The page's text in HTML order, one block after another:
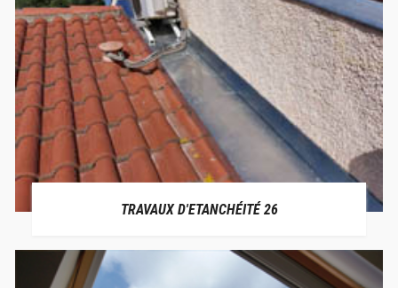
TRAVAUX D'ETANCHÉITÉ 26